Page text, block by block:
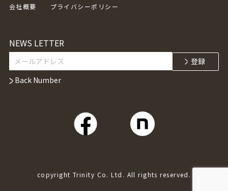
会社概要 プライバシーポリシー
NEWS LETTER
Back Number
copyright Trinity Co. Ltd. All rights reserved.